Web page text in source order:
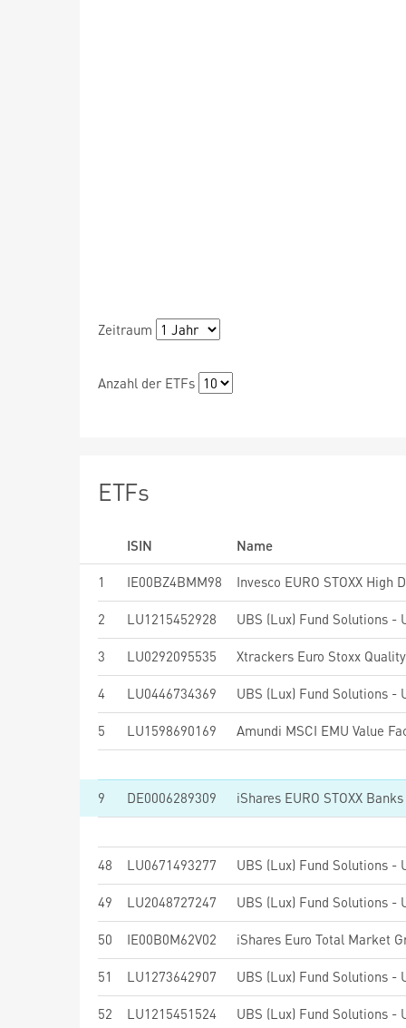
Zeitraum
Anzahl der ETFs
ETFs
ISIN
Name
1
IE00BZ4BMM98
2 LU1215452928
3 LU0292095535 Xtrackers Euro Stoxx
4 LU0446734369
5 LU1598690169 Amundi MSCI EMU Value
9 DE0006289309
48 LU0671493277
49 LU2048727247
50 IE00B0M62V02
51 LU1273642907
52 LU1215451524